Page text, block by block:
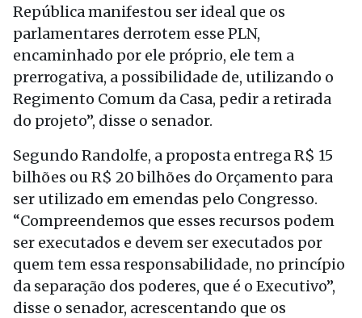
República manifestou ser ideal que os
parlamentares derrotem esse PLN,
encaminhado por ele próprio, ele tem a
prerrogativa, a possibilidade de, utilizando o
Regimento Comum da Casa, pedir a retirada
do projeto”, disse o senador.
Segundo Randolfe, a proposta entrega R$ 15
bilhões ou R$ 20 bilhões do Orçamento para
ser utilizado em emendas pelo Congresso.
“Compreendemos que esses recursos podem
ser executados e devem ser executados por
quem tem essa responsabilidade, no princípio
da separação dos poderes, que é o Executivo”,
disse o senador, acrescentando que os